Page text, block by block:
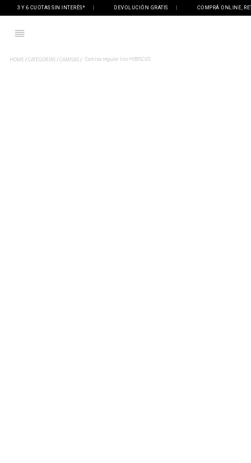
3 Y 6 CUOTAS SIN INTERÉS* | DEVOLUCIÓN GRATIS | COMPRÁ ONLINE,
CATEGORÍAS CAMISAS Camisa regular lino HIBISCUS